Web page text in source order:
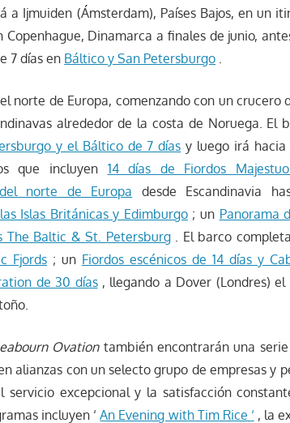
a Ijmuiden (Ámsterdam), Países Bajos, en un
Dinamarca a finales de junio,
7 días en Báltico y San Petersburgo .
norte de Europa, comenzando con un crucero
alrededor de la costa de Noruega. El
y el Báltico de 7 días y luego irá
que incluyen 14 días de Fiordos
norte de Europa desde Escandinavia
Islas Británicas y Edimburgo; un Panorama
The Baltic & St. Petersburg. El barco
Fjords ; un Fiordos escénicos de 14 días y
de 30 días, llegando a Dover (Londres) el
Ovationtambién encontrarán una
alianzas con un selecto grupo de empresas y
servicio excepcional y la satisfacción
incluyen ‘An Evening with Tim Rice ‘ , la